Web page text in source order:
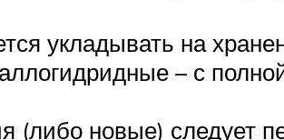
укладывать на
– с
(либо новые) следует